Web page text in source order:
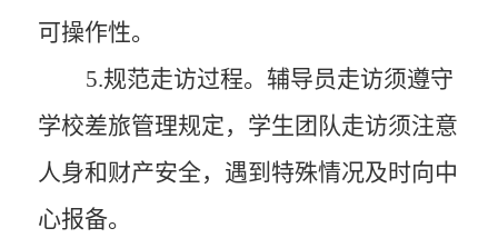
可操作性。
5.规范走访过程。辅导员走访须遵守
学校差旅管理规定， 学生团队走访须注意
人身和财产安全，遇到特殊情况及时向中
心报备。